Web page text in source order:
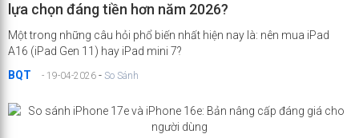
lựa chọn đáng tiền hơn năm 2026?
Một trong những câu hỏi phổ biến nhất hiện nay là: nên mua iPad
A16 (iPad Gen 11) hay iPad mini 7?
BQT
- 19-04-2026 - So Sánh